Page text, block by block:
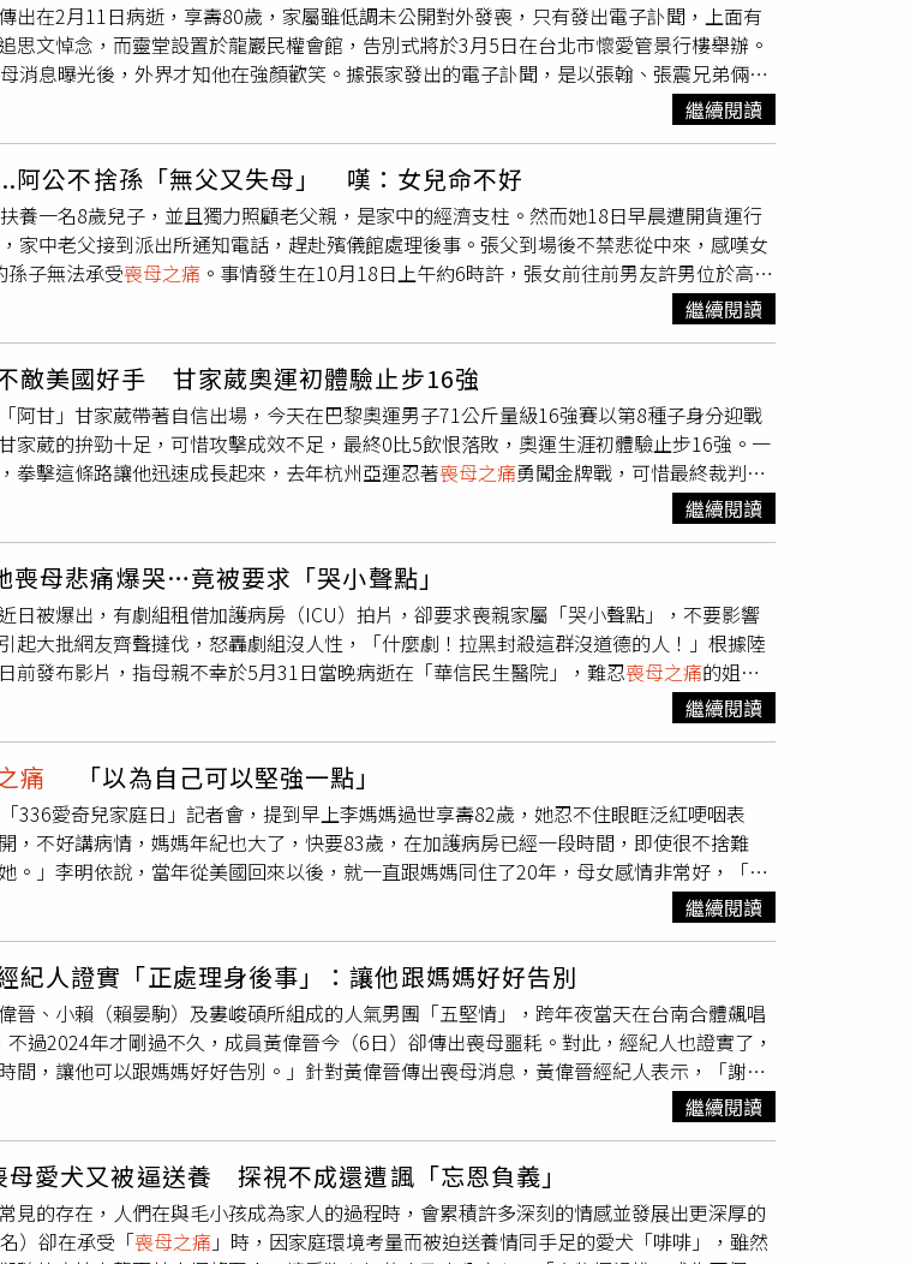
出在2月11日病逝，享壽80歲，家屬雖低調未公開對外發喪，只有發出電子訃聞，上面有
思文悼念，而靈堂設置於龍巖民權會館，告別式將於3月5日在台北市懷愛管景行樓舉辦。
消息曝光後，外界才知他在強顏歡笑。據張家發出的電子訃聞，是以張翰、張震兄弟倆名
欣然女士，於民國114年2月11日安詳走完80年的人生旅程，留下我們永恆且美好的回憶。
期三於台北市懷愛館景行樓1樓【至忠2廳】舉辦追思告別奠禮。敬邀至親好友與我們一同
最深的敬意。」金馬影帝張震（右）的80歲母親趙欣然（中）驚傳在2月11日逝世，胞兄
動。（圖／報系資料照）事實上，張翰昨（18）日才出席大愛戲劇《生日快樂》首播記者
敬業回答記者提問，看不出他正在經歷 喪母之痛，當時他坦言自己沒辦法做到跟長輩講到
也對生命有不同的體會。據《壹蘋新聞網》報導，張翰經紀人表示工作早就排好，本來有
還可以，不過心情確實有受到影響，會把思念放在心中。而張翰也透過經紀人發聲，「感
識母親的朋友為她送上祝福，也請體諒我們的心情，讓家人能有更多時間陪伴母親並沉澱
見諒。」張翰在喪母後昨（18）日仍敬業出席活動。（圖／大愛電視）除此之外，張國柱
欣然女士，曾任教於靜心小學當體育老師，有教過吳宗憲的女兒吳姍儒，以前吳姍儒曾因
，趙欣然有暖心鼓勵她，「我也是星媽，我可以照顧妳！不要擔心！」吳姍儒出道後有在
翰兄弟倆合寫追思文悼念亡母。（圖／攝自龍巖官網）
繼續閱讀
阿公不捨孫「無父又失母」 嘆：女兒命不好
養一名8歲兒子，並且獨力照顧老父親，是家中的經濟支柱。然而她18日早晨遭開貨運行
家中老父接到派出所通知電話，趕赴殯儀館處理後事。張父到場後不禁悲從中來，感嘆女
孫子無法承受喪母之痛 。事情發生在10月18日上午約6時許，張女前往前男友許男位於高雄
車內密會新女友，上前質問時因許男欲驅車離開，張女遭拖行約10公尺後遭後輪輾過，送
裂，最終不治。據《三立新聞網》報導，張女是一名單親媽媽，育有1名8歲大的孩子，並
濟重擔全在她身上。張女父親接獲派出所電話，到殯儀館認屍並處理後事。張父告訴媒
還一肩挑起家計，但她從來不喊苦。又感慨孫子自出生就沒有爸爸，全是女兒一人將他扶
通知後曾經致電許男「為何如此狠心？」但遭到對方冷淡回應。後來趕到派出所後，也曾
有道歉，連打招呼都沒有。據了解，今年53歲的許男經營貨運行生意，由於出手大方，除
「女友」，他也習慣周旋在眾女友之間，不料這次卻意外闖下大禍。許男事發後被警方帶
死、殺人罪移送，複訊後檢方聲押獲准。
繼續閱讀
敵美國好手 甘家葳奧運初體驗止步16強
阿甘」甘家葳帶著自信出場，今天在巴黎奧運男子71公斤量級16強賽以第8種子身分迎戰
家葳的拚勁十足，可惜攻擊成效不足，最終0比5飲恨落敗，奧運生涯初體驗止步16強。一
拳擊這條路讓他迅速成長起來，去年杭州亞運忍著喪母之痛勇闖金牌戰，可惜最終裁判以
賽權，飲恨銀牌。此役，甘家葳雖然身高不如對手瓊斯，但他變化多端的打法和強悍攻勢
的有效擊中次數不如瓊斯，45比50落敗。第二回合，落後的甘家葳打得有些急躁，屢屢試
擊，然而瓊斯絲毫不給他機會，不斷移動腳步拉開距離，然而防守反擊，在此劣勢下阿甘
葳，在第三回合必須重創對手才行才能逆轉戰局，因此阿甘步步進逼，反觀瓊斯採用閃躲
耗殆盡，最終甘家葳45比50飲恨落敗。
繼續閱讀
喪母悲痛爆哭…竟被要求「哭小聲點」
日被爆出，有劇組租借加護病房（ICU）拍片，卻要求喪親家屬「哭小聲點」，不要影響
起大批網友齊聲撻伐，怒轟劇組沒人性，「什麼劇！拉黑封殺這群沒道德的人！」根據陸
前發布影片，指母親不幸於5月31日當晚病逝在「華信民生醫院」，難忍喪母之痛的姐姐
旁在ICU拍攝的劇組人員上前斥責「能哭小聲點嗎，可以嗎？」態度極其囂張，氣得家屬
示，事發至今院方及劇組不僅沒有主動出面協商，傳媒公司人員還假冒醫院負責人，私下要
」、「沒有人性的劇組建議封鎖」、「沒有同情心也應該有基本的尊重吧」、「離譜！這
看啊？醫院處理事情的態度也不端正。」另外也有人質疑，加護病房是搶救生命的最前
，「在ICU拍戲真的合適嗎？！」、「劇組能進ICU已經很離譜了，哪家醫院這麼想賺外
我看這間醫院該查查了。」
繼續閱讀
痛 「以為自己可以堅強一點」
336愛奇兒家庭日」記者會，提到早上李媽媽過世享壽82歲，她忍不住眼眶泛紅哽咽表
，不好講病情，媽媽年紀也大了，快要83歲，在加護病房已經一段時間，即使很不捨難
。」李明依說，當年從美國回來以後，就一直跟媽媽同住了20年，母女感情非常好，「我
，20年來過得很幸福」，感恩這些年可以跟兒子、弟弟一起陪著媽媽生活。李明依當年從
20年，母女感情相當好。（圖／翻攝自李明依臉書）李明依表示過年前媽媽就進加護病
心裡都早有準備，她說一家是基督徒，媽媽的後事一切從簡，不設靈堂、之後會在教堂舉
一個媽媽， 昨天晚上所有的親戚跟孫子在病床旁邊做了一個家庭禮拜，之後會再選一天為
訪時難忍傷痛險些淚崩，李明依直言：「自己也滿shock我的軟弱，以為自己可以堅強一
遺憾的，也非常感謝媽媽這些年來的教養，「她對大家都很有愛心、很有耐心，這點我完
甲狀腺癌和頸椎頸椎間盤突出做了2次手術，在頸椎放4節人工椎間盤，她透露目前身體狀
藥，還要定期回診、抽血檢查」。
繼續閱讀
紀人證實「正處理身後事」：讓他跟媽媽好好告別
晉、小賴（賴晏駒）及婁峻碩所組成的人氣男團「五堅情」，跨年夜當天在台南合體飆唱
過2024年才剛過不久，成員黃偉晉今（6日）卻傳出喪母噩耗。對此，經紀人也證實了，
間，讓他可以跟媽媽好好告別。」針對黃偉晉傳出喪母消息，黃偉晉經紀人表示，「謝謝
理媽媽身後事，希望大家可以給予空間跟時間，讓他可以跟媽媽好好告別。」黃偉晉日前
。（圖／擷取自Facebook／黃偉晉
才在臉書曬出一系列黑白獨照，發文感慨「很多變化在去年，好與壞各自發生著，承接了
心對待了，至少沒有愧對這些幸運。」他透露，生活中有些事情被搞砸，期許能盡快遠離
多了，還在恢復時又被一擊，多痛我都會提醒自己要開心」，而這篇發文似乎是在傾吐心
繼續閱讀
愛犬又被逼送養 探視不成還遭諷「忘恩負義」
見的存在，人們在與毛小孩成為家人的過程時，會累積許多深刻的情感並發展出更深厚的
）卻在承受「喪母之痛 」時，因家庭環境考量而被迫送養情同手足的愛犬「啡啡」，雖然